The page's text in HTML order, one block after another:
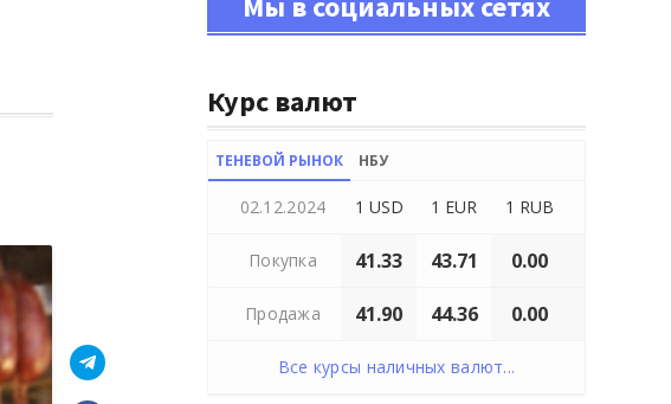
Курс валют
ТЕНЕВОЙ РЫНОК НБУ
02.12.2024 1 USD 1 EUR 1 RUB
Покупка 41.33 43.71 0.00
Продажа 41.90 44.36 0.00
Все курсы наличных валют...